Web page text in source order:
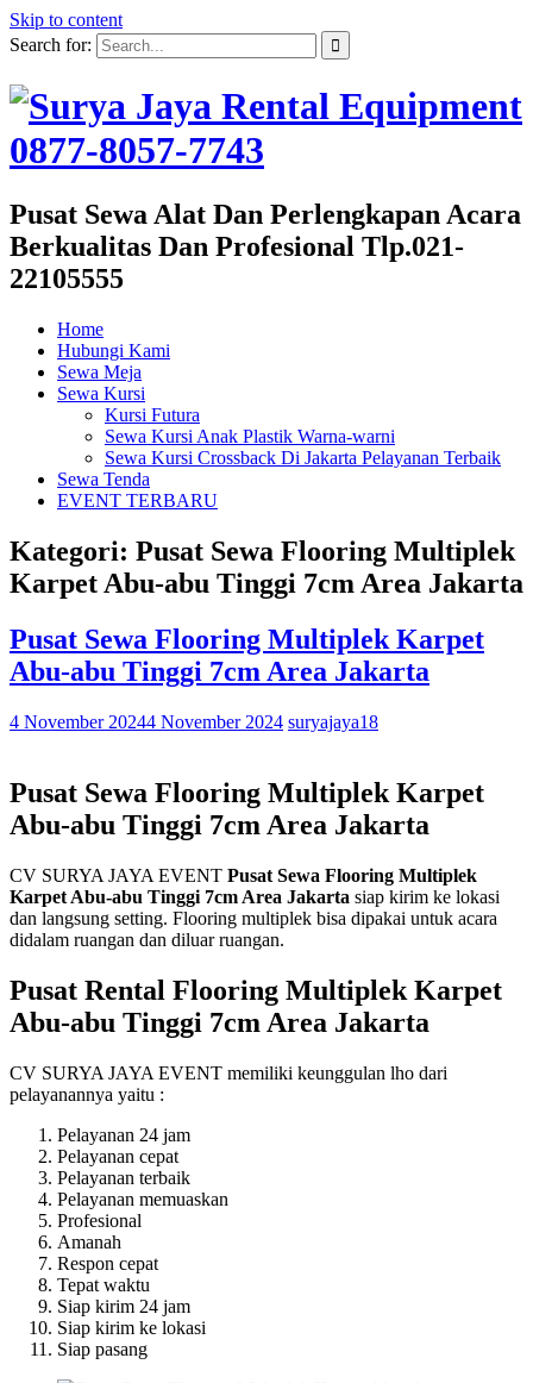
Skip to content
Search for:
Pusat Sewa Alat Dan Perlengkapan Acara
Berkualitas Dan Profesional Tlp.021-
22105555
Home
Hubungi Kami
Sewa Meja
Sewa Kursi
Kursi Futura
Sewa Kursi Anak Plastik Warna-warni
Sewa Kursi Crossback Di Jakarta Pelayanan Terbaik
Sewa Tenda
EVENT TERBARU
Kategori: Pusat Sewa Flooring Multiplek
Karpet Abu-abu Tinggi 7cm Area Jakarta
Pusat Sewa Flooring Multiplek Karpet
Abu-abu Tinggi 7cm Area Jakarta
4 November 20244 November 2024 suryajaya18
Pusat Sewa Flooring Multiplek Karpet
Abu-abu Tinggi 7cm Area Jakarta
CV SURYA JAYA EVENT Pusat Sewa Flooring Multiplek
Karpet Abu-abu Tinggi 7cm Area Jakarta siap kirim ke lokasi
dan langsung setting. Flooring multiplek bisa dipakai untuk acara
didalam ruangan dan diluar ruangan.
Pusat Rental Flooring Multiplek Karpet
Abu-abu Tinggi 7cm Area Jakarta
CV SURYA JAYA EVENT memiliki keunggulan lho dari
pelayanannya yaitu :
Pelayanan 24 jam
Pelayanan cepat
Pelayanan terbaik
Pelayanan memuaskan
Profesional
Amanah
Respon cepat
Tepat waktu
Siap kirim 24 jam
Siap kirim ke lokasi
Siap pasang